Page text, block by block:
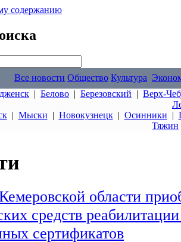
содержанию
Все новости Общество Культура
| Белово | Березовский | Верх-
| Мыски | Новокузнецк| Осинники |
Тяжин
области
средств
сертификатов